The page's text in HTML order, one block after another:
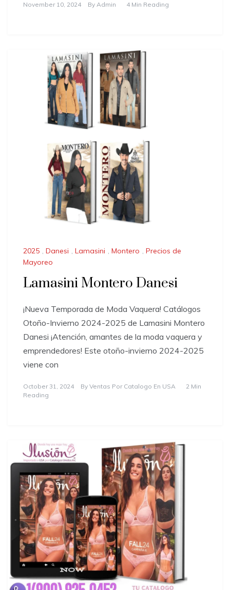
November 10, 2024 By Admin 4 Min Reading
2025 , Danesi , Lamasini , Montero , Precios de
Mayoreo
Lamasini Montero Danesi
¡Nueva Temporada de Moda Vaquera! Catálogos
Otoño-Invierno 2024-2025 de Lamasini Montero
Danesi ¡Atención, amantes de la moda vaquera y
emprendedores! Este otoño-invierno 2024-2025
viene con
October 31, 2024 By Ventas Por Catalogo En USA
2 Min
Reading